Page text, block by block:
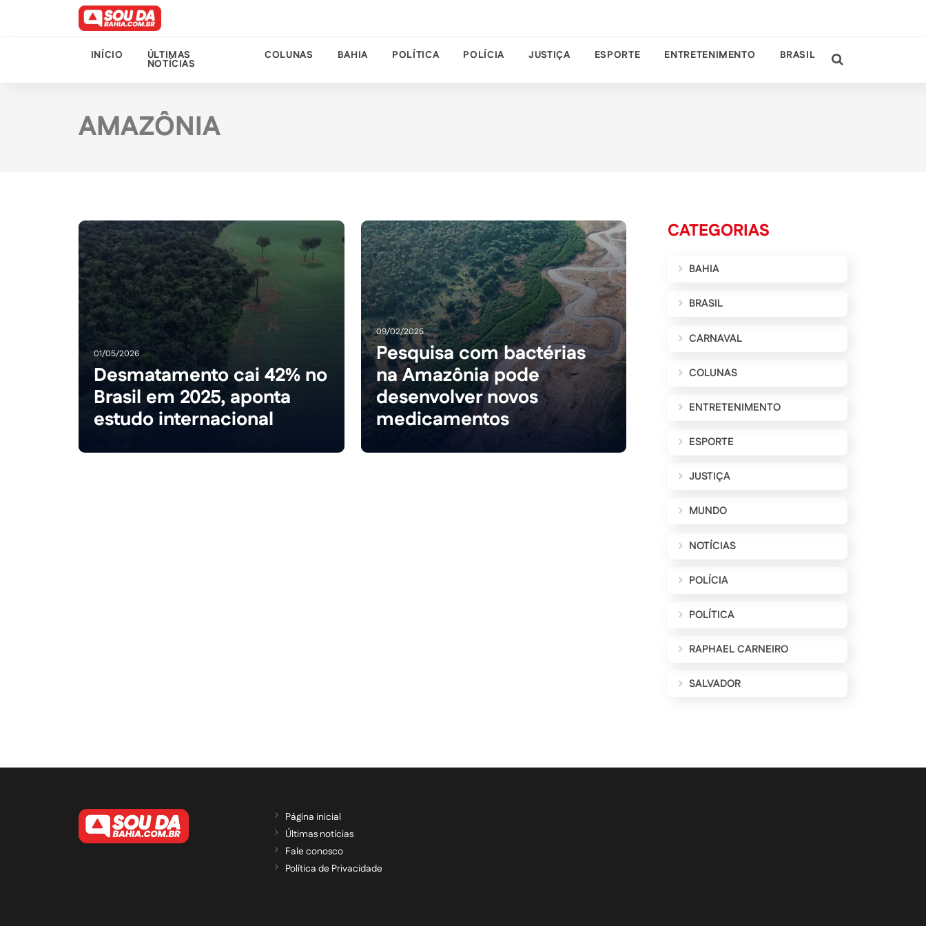
INÍCIO ÚLTIMAS
NOTÍCIAS
COLUNAS BAHIA POLÍTICA POLÍCIA JUSTIÇA ESPORTE ENTRETENIMENTO BRASIL
AMAZÔNIA
01/05/2026
Desmatamento cai 42% no
Brasil em 2025, aponta
estudo internacional
09/02/2025
Pesquisa com bactérias
na Amazônia pode
desenvolver novos
medicamentos
CATEGORIAS
BAHIA
BRASIL
CARNAVAL
COLUNAS
ENTRETENIMENTO
ESPORTE
JUSTIÇA
MUNDO
NOTÍCIAS
POLÍCIA
POLÍTICA
RAPHAEL CARNEIRO
SALVADOR
Página inicial
Últimas notícias
Fale conosco
Política de Privacidade